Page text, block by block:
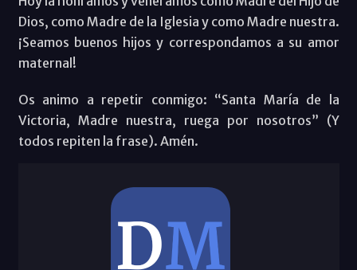
Dios, como Madre de la Iglesia y como Madre nuestra.
¡Seamos buenos hijos y correspondamos a su amor
maternal!
Os animo a repetir conmigo: “Santa María de la
Victoria, Madre nuestra, ruega por nosotros” (Y
todos repiten la frase). Amén.